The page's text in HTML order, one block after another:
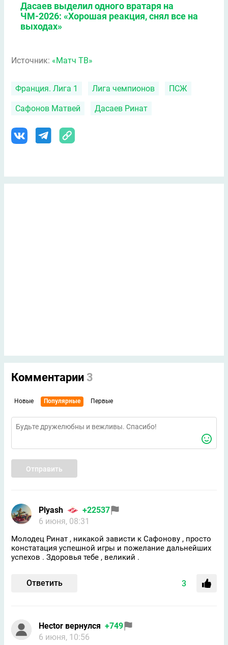
Дасаев выделил одного вратаря на
ЧМ-2026: «Хорошая реакция, снял все на
выходах»
Источник: «Матч ТВ»
Франция. Лига 1 Лига чемпионов ПСЖ
Сафонов Матвей Дасаев Ринат
Комментарии 3
Новые Популярные Первые
Отправить
Plyash
+22537
6 июня, 08:31
Молодец Ринат , никакой зависти к Сафонову , просто
констатация успешной игры и пожелание дальнейших
успехов . Здоровья тебе , великий .
Ответить 3
Hector вернулся +749
6 июня, 10:56